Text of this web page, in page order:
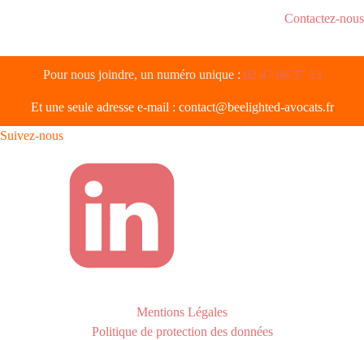
Contactez-nous
Pour nous joindre, un numéro unique : 02 47 66 37 13
Et une seule adresse e-mail : contact@beelighted-avocats.fr
Suivez-nous
Mentions Légales
Politique de protection des données